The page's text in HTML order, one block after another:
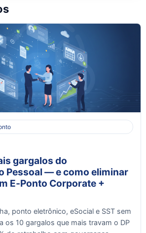
gargalos do
Pessoal — e como eliminar
E‑Ponto Corporate +
ponto eletrônico, eSocial e SST sem
os 10 gargalos que mais travam o DP